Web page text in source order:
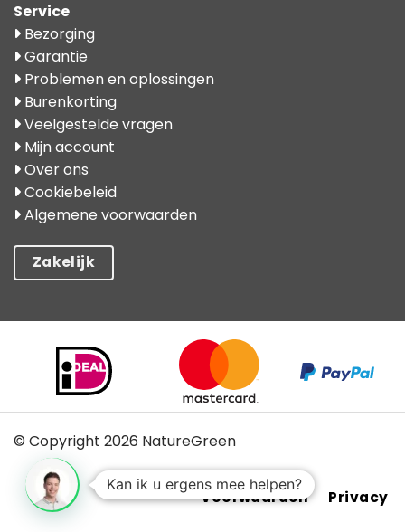
Service
Bezorging
Garantie
Problemen en oplossingen
Burenkorting
Veelgestelde vragen
Mijn account
Over ons
Cookiebeleid
Algemene voorwaarden
Zakelijk
© Copyright 2026 NatureGreen
Voorwaarden Privacy
Kan ik u ergens mee helpen?